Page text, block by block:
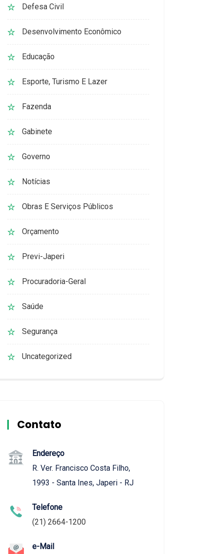
Defesa Civil
Desenvolvimento Econômico
Educação
Esporte, Turismo E Lazer
Fazenda
Gabinete
Governo
Notícias
Obras E Serviços Públicos
Orçamento
Previ-Japeri
Procuradoria-Geral
Saúde
Segurança
Uncategorized
Contato
Endereço
R. Ver. Francisco Costa Filho,
1993 - Santa Ines, Japeri - RJ
Telefone
(21) 2664-1200
e-Mail